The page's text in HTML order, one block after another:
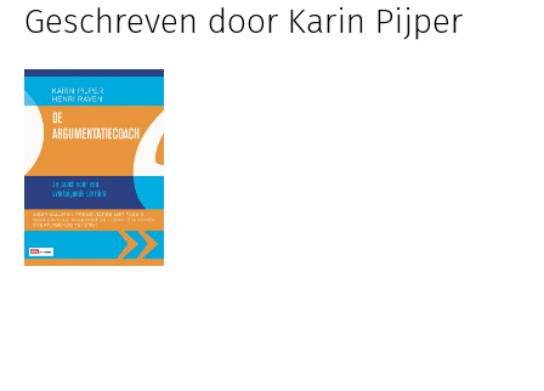
Geschreven door Karin Pijper